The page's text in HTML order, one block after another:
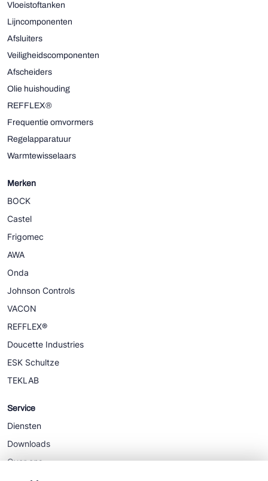
Vloeistoftanken
Lijncomponenten
Afsluiters
Veiligheidscomponenten
Afscheiders
Olie huishouding
REFFLEX®
Frequentie omvormers
Regelapparatuur
Warmtewisselaars
Merken
BOCK
Castel
Frigomec
AWA
Onda
Johnson Controls
VACON
REFFLEX®
Doucette Industries
ESK Schultze
TEKLAB
Service
Diensten
Downloads
Over ons